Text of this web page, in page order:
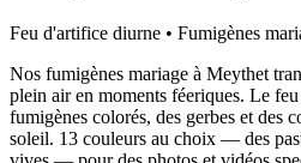
Feu d'artifice diurne • Fumigènes
Nos fumigènes mariage à Meythet
plein air en moments féeriques. Le
fumigènes colorés, des gerbes et des
soleil. 13 couleurs au choix — des